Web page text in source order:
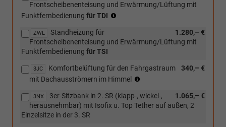
(nur
[ZWL]
Frontscheibenenteisung und Erwärmung/Lüftung mit
Funktfernbedienung für TDI
mit
[7E0]
Ohne
Wärmespeicher/Zusatzheizung)
ZWL 1.280,– €
Standheizung für
Frontscheibenenteisung und Erwärmung/Lüftung mit
Funktfernbedienung für TSI
3JC 340,– €
Komfortbelüftung für den Fahrgastraum
mit Dachausströmern im Himmel
Verbindung
mit
3NX 1.065,– €
3er-Sitzbank in 2. SR (klapp-, wickel-,
herausnehmbar) mit Isofix u. Top Tether auf außen, 2
Einzelsitze in der 3. SR